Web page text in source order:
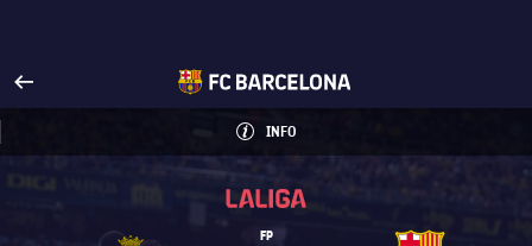
Visita FCBarcelona.es
arrow-right
fcbarcelona-with-name
INFO
INFORMACIÓN
INFO
La Liga
FP